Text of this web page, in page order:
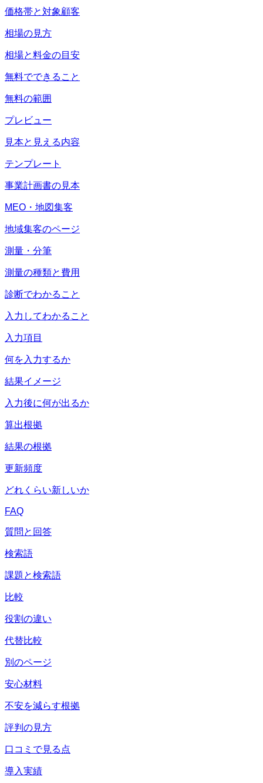
価格帯と対象顧客
相場の見方
相場と料金の目安
無料でできること
無料の範囲
プレビュー
見本と見える内容
テンプレート
事業計画書の見本
MEO・地図集客
地域集客のページ
測量・分筆
測量の種類と費用
診断でわかること
入力してわかること
入力項目
何を入力するか
結果イメージ
入力後に何が出るか
算出根拠
結果の根拠
更新頻度
どれくらい新しいか
FAQ
質問と回答
検索語
課題と検索語
比較
役割の違い
代替比較
別のページ
安心材料
不安を減らす根拠
評判の見方
口コミで見る点
導入実績